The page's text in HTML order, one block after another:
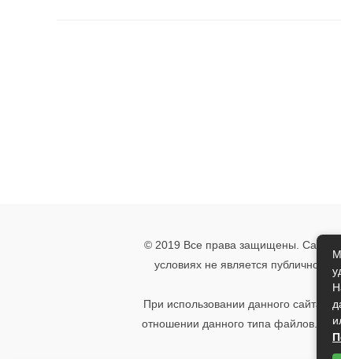
© 2019 Все права защищены. Сайт
условиях не является публичной
При использовании данного сайта,
отношении данного типа файлов.